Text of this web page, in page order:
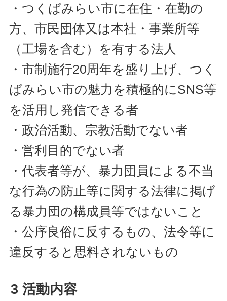
・つくばみらい市に在住・在勤の
方、市民団体又は本社・事業所等
（工場を含む）を有する法人
・市制施行20周年を盛り上げ、つく
ばみらい市の魅力を積極的にSNS等
を活用し発信できる者
・政治活動、宗教活動でない者
・営利目的でない者
・代表者等が、暴力団員による不当
な行為の防止等に関する法律に掲げ
る暴力団の構成員等ではないこと
・公序良俗に反するもの、法令等に
違反すると思料されないもの
3 活動内容